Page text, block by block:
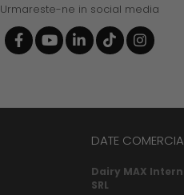
Urmareste-ne in social media
DATE
Dairy MAX
SRL